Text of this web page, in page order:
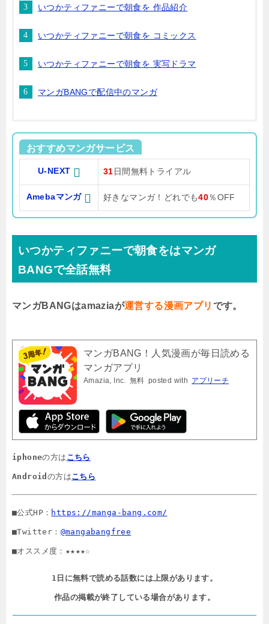
いつかティファニーで朝食を 作品紹介
いつかティファニーで朝食を コミックス
いつかティファニーで朝食を 実写ドラマ
マンガBANGで配信中のマンガ
おすすめマンガサービス
U-NEXT 31 日間無料トライアル
Amebaマンガ 好きなマンガ！どれでも40％OFF
いつかティファニーで朝食をはマンガ
BANGで全話無料
マンガBANGはamaziaが運営する漫画アプリ です。
マンガBANG！人気漫画が毎日読める
マンガアプリ
Amazia, Inc. 無料 posted with アプリーチ
iphoneの方は こちら
Android の方はこちら
■公式HP： https://manga-bang.com/
■Twitter： @mangabangfree
■オススメ度：★★★★☆
1日に無料で読める話数には上限があります。
作品の掲載が終了している場合があります。